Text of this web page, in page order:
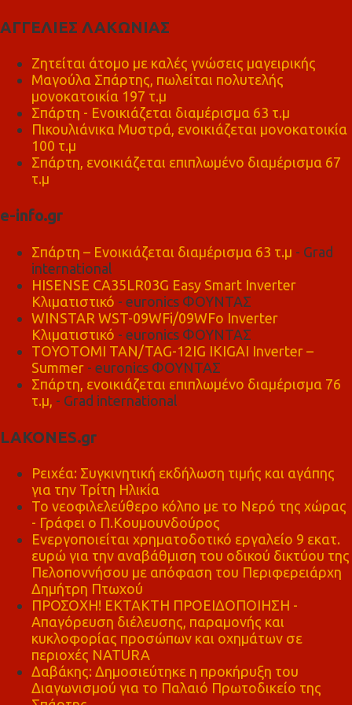
ΑΓΓΕΛΙΕΣ ΛΑΚΩΝΙΑΣ
Ζητείται άτομο με καλές γνώσεις μαγειρικής
Μαγούλα Σπάρτης, πωλείται πολυτελής
μονοκατοικία 197 τ.μ
Σπάρτη - Ενοικιάζεται διαμέρισμα 63 τ.μ
Πικουλιάνικα Μυστρά, ενοικιάζεται μονοκατοικία
100 τ.μ
Σπάρτη, ενοικιάζεται επιπλωμένο διαμέρισμα 67
τ.μ
e-info.gr
Σπάρτη – Ενοικιάζεται διαμέρισμα 63 τ.μ - Grad
international
HISENSE CA35LR03G Easy Smart Inverter
Κλιματιστικό - euronics ΦΟΥΝΤΑΣ
WINSTAR WST-09WFi/09WFo Inverter
Κλιματιστικό - euronics ΦΟΥΝΤΑΣ
TOYOTOMI TAN/TAG-12IG IKIGAI Inverter –
Summer - euronics ΦΟΥΝΤΑΣ
Σπάρτη, ενοικιάζεται επιπλωμένο διαμέρισμα 76
τ.μ, - Grad international
LAKONES.gr
Ρειχέα: Συγκινητική εκδήλωση τιμής και αγάπης
για την Τρίτη Ηλικία
Το νεοφιλελεύθερο κόλπο με το Νερό της χώρας
- Γράφει ο Π.Κουμουνδούρος
Ενεργοποιείται χρηματοδοτικό εργαλείο 9 εκατ.
ευρώ για την αναβάθμιση του οδικού δικτύου της
Πελοποννήσου με απόφαση του Περιφερειάρχη
Δημήτρη Πτωχού
ΠΡΟΣΟΧΗ! ΕΚΤΑΚΤΗ ΠΡΟΕΙΔΟΠΟΙΗΣΗ -
Απαγόρευση διέλευσης, παραμονής και
κυκλοφορίας προσώπων και οχημάτων σε
περιοχές NATURA
Δαβάκης: Δημοσιεύτηκε η προκήρυξη του
Διαγωνισμού για το Παλαιό Πρωτοδικείο της